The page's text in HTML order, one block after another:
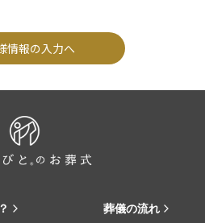
情報の入力へ
葬儀の流れ